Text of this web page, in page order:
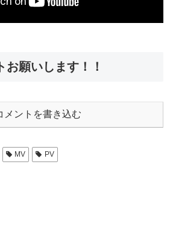
お願いします！！
メントを書き込む
MV PV